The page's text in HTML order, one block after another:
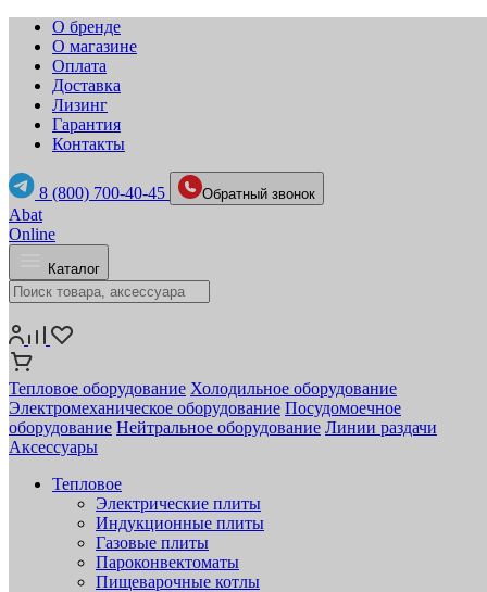
О бренде
О магазине
Оплата
Доставка
Лизинг
Гарантия
Контакты
8 (800) 700-40-45 Обратный звонок
Abat
Online
Каталог
Тепловое оборудование Холодильное оборудование
Электромеханическое оборудование Посудомоечное
оборудование Нейтральное оборудование Линии раздачи
Аксессуары
Тепловое
Электрические плиты
Индукционные плиты
Газовые плиты
Пароконвектоматы
Пищеварочные котлы